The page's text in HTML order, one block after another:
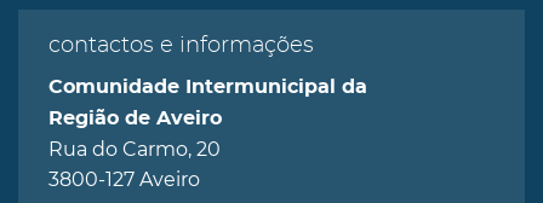
contactos e informações
Comunidade Intermunicipal da
Região de Aveiro
Rua do Carmo, 20
3800-127 Aveiro